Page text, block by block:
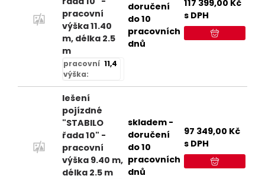
pracovní
výška 11.40
m, délka 2.5
m
pracovní
výška:
11,4
doručení
do 10
pracovních
dnů
117 399,00 Kč
s DPH
lešení
pojízdné
"STABILO
řada 10" -
pracovní
výška 9.40 m,
délka 2.5 m
skladem -
doručení
do 10
pracovních
dnů
97 349,00 Kč
s DPH